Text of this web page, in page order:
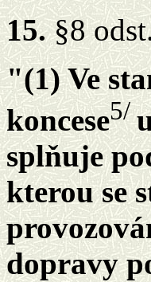
15.§8
"(1) Ve
koncese5/
splňuje
kterou se
dopravy